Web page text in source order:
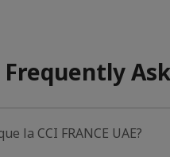
Frequently
la CCI FRANCE UAE?